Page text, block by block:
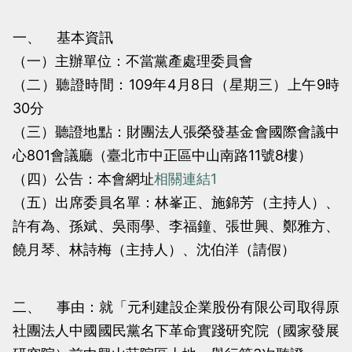
產
委
員
會
處
委
員
一、 基本資訊
（一）主辦單位：不當黨產處理委員會
（二）聽證時間：109年4月8日（星期三）上午9時
30分
（三）聽證地點：財團法人張榮發基金會國際會議中
心801會議廳（臺北市中正區中山南路11號8樓）
（四）公告：本會網址相關連結1
（五）出席委員名單：林峯正、施錦芳（主持人）、
許有為、孫斌、吳雨學、李福鐘、張世興、鄭雅方、
饒月琴、林詩梅（主持人）、沈伯洋（請假）
二、 事由：就「元利建設企業股份有限公司取得原
社團法人中國國民黨名下革命實踐研究院（國家發展